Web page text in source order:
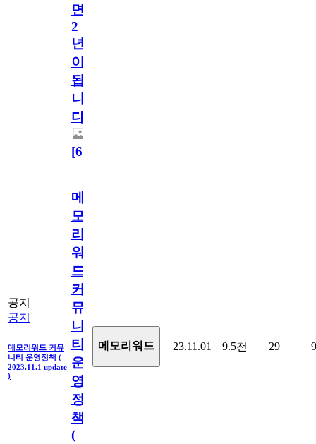
면
2
년
이
됩
니
다.
[64
공지
공지
메모리워드 커뮤
니티 운영정책 (
2023.11.1 update
)
메
모
리
워
드
커
뮤
니
티
운
영
정
책
(
메모리워드 23.11.01 9.5천 29 9